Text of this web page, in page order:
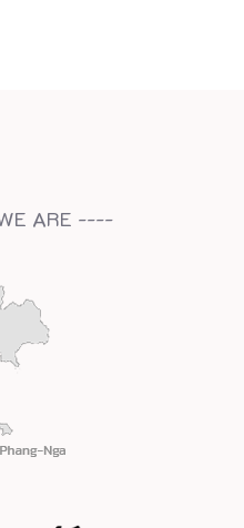
ARE ----